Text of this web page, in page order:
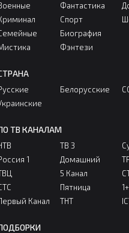
Фантастика
Спорт
Биография
Фэнтези
Белорусские
ТВ КАНАЛАМ
1
Канал
ТВ 3
Домашний
5 Канал
Пятница
ТНТ